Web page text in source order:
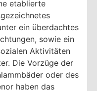
etablierte
ein überdachtes
sowie ein
Aktivitäten
Die Vorzüge der
oder des
haben das